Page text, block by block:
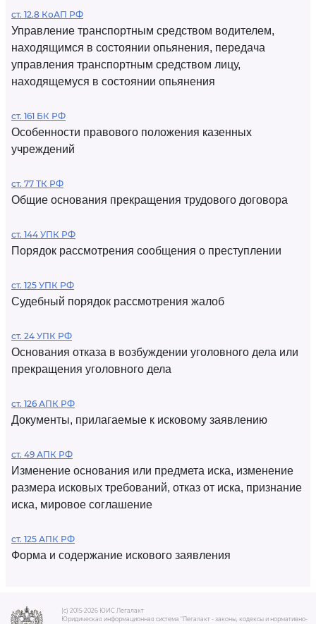
ст. 12.8 КоАП РФ
Управление транспортным средством водителем,
находящимся в состоянии опьянения, передача
управления транспортным средством лицу,
находящемуся в состоянии опьянения
ст. 161 БК РФ
Особенности правового положения казенных
учреждений
ст. 77 ТК РФ
Общие основания прекращения трудового договора
ст. 144 УПК РФ
Порядок рассмотрения сообщения о преступлении
ст. 125 УПК РФ
Судебный порядок рассмотрения жалоб
ст. 24 УПК РФ
Основания отказа в возбуждении уголовного дела или
прекращения уголовного дела
ст. 126 АПК РФ
Документы, прилагаемые к исковому заявлению
ст. 49 АПК РФ
Изменение основания или предмета иска, изменение
размера исковых требований, отказ от иска, признание
иска, мировое соглашение
ст. 125 АПК РФ
Форма и содержание искового заявления
(c) 2015-2026 ЮИС Легалакт
Юридическая информационная система "Легалакт - законы, кодексы и нормативно-